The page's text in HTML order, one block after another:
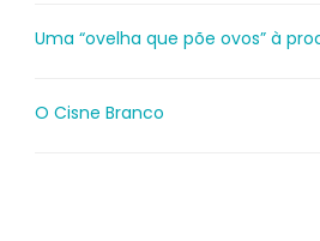
Uma “ovelha que põe ovos” à
O Cisne Branco